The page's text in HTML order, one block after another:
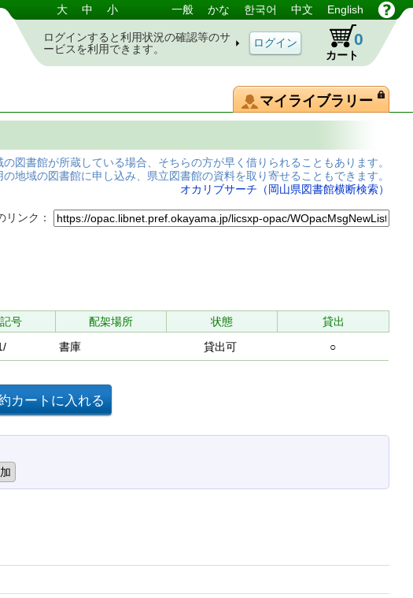
大 中 小 一般 かな 한국어 中文 English
ログインすると利用状況の確認等のサ
ービスを利用できます。
カート
0
マイライブラリー
の図書館が所蔵している場合、そちらの方が早く借りられることもあります。
の地域の図書館に申し込み、県立図書館の資料を取り寄せることもできます。
オカリブサーチ（岡山県図書館横断検索）
リンク：
号 配架場所 状態
貸出
書庫 貸出可 ○